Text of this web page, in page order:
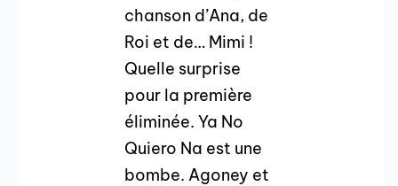
chanson d’Ana, de
Roi et de… Mimi !
Quelle surprise
pour la première
éliminée. Ya No
Quiero Na est une
bombe. Agoney et